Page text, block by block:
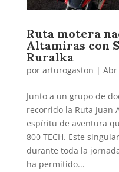
Ruta motera
Altamiras con
Ruralka
por arturogaston | Abr
Junto a un grupo de
recorrido la Ruta Juan
espíritu de aventura
800 TECH. Este
durante toda la
ha permitido...